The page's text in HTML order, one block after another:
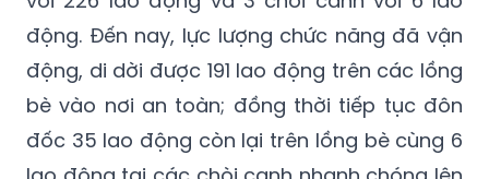
với 226 lao động và 3 chòi canh với 6 lao
động. Đến nay, lực lượng chức năng đã vận
động, di dời được 191 lao động trên các lồng
bè vào nơi an toàn; đồng thời tiếp tục đôn
đốc 35 lao động còn lại trên lồng bè cùng 6